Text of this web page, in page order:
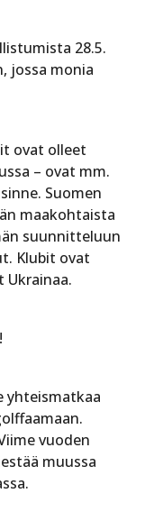
28.5.
jossa monia
ovat olleet
– ovat mm.
Suomen
maakohtaista
suunnitteluun
Klubit ovat
Ukrainaa.
yhteismatkaa
vuoden
muussa